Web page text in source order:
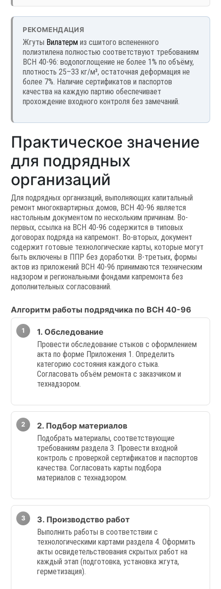
РЕКОМЕНДАЦИЯ
Жгуты Вилатерм из сшитого вспененного
полиэтилена полностью соответствуют требованиям
ВСН 40-96: водопоглощение не более 1% по объёму,
плотность 25–33 кг/м³, остаточная деформация не
более 7%. Наличие сертификатов и паспортов
качества на каждую партию обеспечивает
прохождение входного контроля без замечаний.
Практическое значение
для подрядных
организаций
Для подрядных организаций, выполняющих капитальный
ремонт многоквартирных домов, ВСН 40-96 является
настольным документом по нескольким причинам. Во-
первых, ссылка на ВСН 40-96 содержится в типовых
договорах подряда на капремонт. Во-вторых, документ
содержит готовые технологические карты, которые могут
быть включены в ППР без доработки. В-третьих, формы
актов из приложений ВСН 40-96 принимаются техническим
надзором и региональными фондами капремонта без
дополнительных согласований.
Алгоритм работы подрядчика по ВСН 40-96
1. Обследование
Провести обследование стыков с оформлением
акта по форме Приложения 1. Определить
категорию состояния каждого стыка.
Согласовать объём ремонта с заказчиком и
технадзором.
2. Подбор материалов
Подобрать материалы, соответствующие
требованиям раздела 3. Провести входной
контроль с проверкой сертификатов и паспортов
качества. Согласовать карты подбора
материалов с технадзором.
3. Производство работ
Выполнить работы в соответствии с
технологическими картами раздела 4. Оформить
акты освидетельствования скрытых работ на
каждый этап (подготовка, установка жгута,
герметизация).